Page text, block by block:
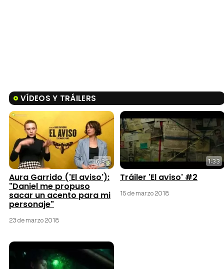
VÍDEOS Y TRÁILERS
6:35
Aura Garrido ('El aviso'):
"Daniel me propuso
sacar un acento para mi
personaje"
23 de marzo 2018
1:33
Tráiler 'El aviso' #2
15 de marzo 2018